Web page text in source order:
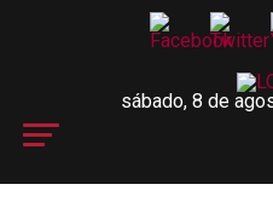
sábado, 8 de